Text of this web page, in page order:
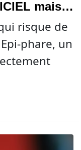
mais…
risque de
phare, un